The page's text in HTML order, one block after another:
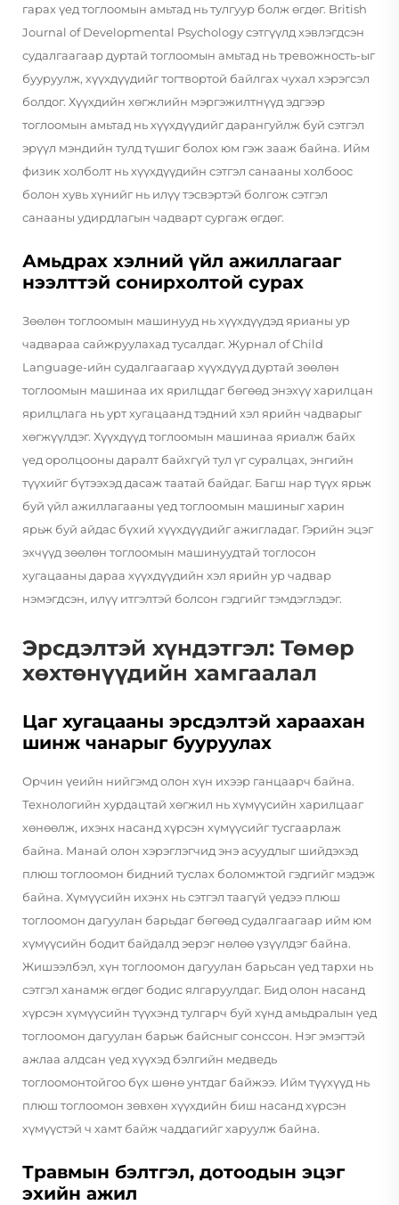
гарах үед тоглоомын амьтад нь тулгуур болж өгдөг. British
Journal of Developmental Psychology сэтгүүлд хэвлэгдсэн
судалгаагаар дуртай тоглоомын амьтад нь тревожность-ыг
бууруулж, хүүхдүүдийг тогтвортой байлгах чухал хэрэгсэл
болдог. Хүүхдийн хөгжлийн мэргэжилтнүүд эдгээр
тоглоомын амьтад нь хүүхдүүдийг дарангуйлж буй сэтгэл
эрүүл мэндийн тулд түшиг болох юм гэж зааж байна. Ийм
физик холболт нь хүүхдүүдийн сэтгэл санааны холбоос
болон хувь хүнийг нь илүү тэсвэртэй болгож сэтгэл
санааны удирдлагын чадварт сургаж өгдөг.
Амьдрах хэлний үйл ажиллагааг
нээлттэй сонирхолтой сурах
Зөөлөн тоглоомын машинууд нь хүүхдүүдэд ярианы ур
чадвараа сайжруулахад тусалдаг. Журнал of Child
Language-ийн судалгаагаар хүүхдүүд дуртай зөөлөн
тоглоомын машинаа их ярилцдаг бөгөөд энэхүү харилцан
ярилцлага нь урт хугацаанд тэдний хэл ярийн чадварыг
хөгжүүлдэг. Хүүхдүүд тоглоомын машинаа яриалж байх
үед оролцооны даралт байхгүй тул үг суралцах, энгийн
түүхийг бүтээхэд дасаж таатай байдаг. Багш нар түүх ярьж
буй үйл ажиллагааны үед тоглоомын машиныг харин
ярьж буй айдас бүхий хүүхдүүдийг ажигладаг. Гэрийн эцэг
эхчүүд зөөлөн тоглоомын машинуудтай тоглосон
хугацааны дараа хүүхдүүдийн хэл ярийн ур чадвар
нэмэгдсэн, илүү итгэлтэй болсон гэдгийг тэмдэглэдэг.
Эрсдэлтэй хүндэтгэл: Төмөр
хөхтөнүүдийн хамгаалал
Цаг хугацааны эрсдэлтэй хараахан
шинж чанарыг бууруулах
Орчин үеийн нийгэмд олон хүн ихээр ганцаарч байна.
Технологийн хурдацтай хөгжил нь хүмүүсийн харилцааг
хөнөөлж, ихэнх насанд хүрсэн хүмүүсийг тусгаарлаж
байна. Манай олон хэрэглэгчид энэ асуудлыг шийдэхэд
плюш тоглоомон бидний туслах боломжтой гэдгийг мэдэж
байна. Хүмүүсийн ихэнх нь сэтгэл таагүй үедээ плюш
тоглоомон дагуулан барьдаг бөгөөд судалгаагаар ийм юм
хүмүүсийн бодит байдалд эерэг нөлөө үзүүлдэг байна.
Жишээлбэл, хүн тоглоомон дагуулан барьсан үед тархи нь
сэтгэл ханамж өгдөг бодис ялгаруулдаг. Бид олон насанд
хүрсэн хүмүүсийн түүхэнд тулгарч буй хүнд амьдралын үед
тоглоомон дагуулан барьж байсныг сонссон. Нэг эмэгтэй
ажлаа алдсан үед хүүхэд бэлгийн медведь
тоглоомонтойгоо бүх шөнө унтдаг байжээ. Ийм түүхүүд нь
плюш тоглоомон зөвхөн хүүхдийн биш насанд хүрсэн
хүмүүстэй ч хамт байж чаддагийг харуулж байна.
Травмын бэлтгэл, дотоодын эцэг
эхийн ажил